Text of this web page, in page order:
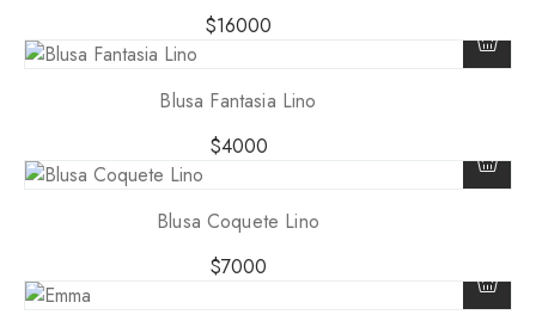
$16000
Blusa Fantasia Lino
$4000
Blusa Coquete Lino
$7000